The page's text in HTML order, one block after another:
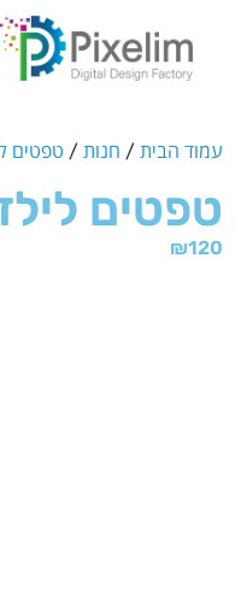
עמוד הבית / חנות / טפטים
טפטים
₪120